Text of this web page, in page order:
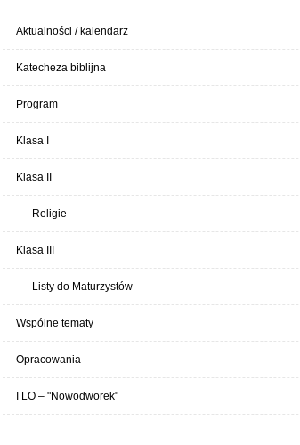
Aktualności / kalendarz
Katecheza biblijna
Program
Klasa I
Klasa II
Religie
Klasa III
Listy do Maturzystów
Wspólne tematy
Opracowania
I LO – "Nowodworek"